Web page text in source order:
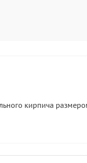
кирпича